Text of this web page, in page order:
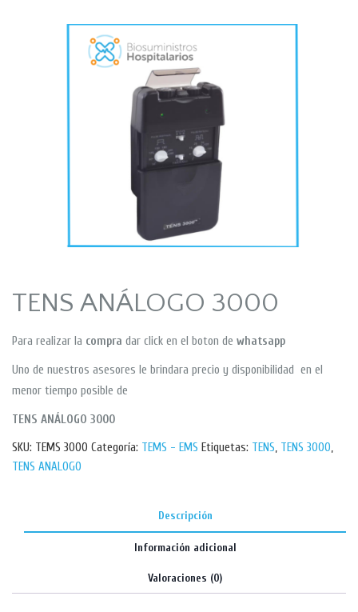
TENS ANÁLOGO 3000
Para realizar la compra dar click en el boton de whatsapp
Uno de nuestros asesores le brindara precio y disponibilidad en el
menor tiempo posible de
TENS ANÁLOGO 3000
SKU: TEMS 3000 Categoría: TEMS - EMS Etiquetas: TENS, TENS 3000,
TENS ANALOGO
Descripción
Información adicional
Valoraciones (0)